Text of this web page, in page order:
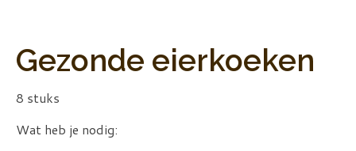
Gezonde eierkoeken
8 stuks
Wat heb je nodig: